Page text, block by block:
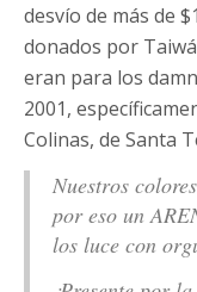
desvío de más de
donados por
eran para los
2001,
Colinas, de Santa
Nuestros
por eso un
los luce con